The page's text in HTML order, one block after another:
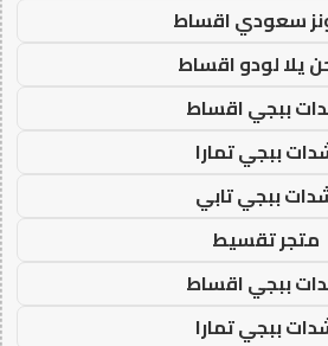
سعودي اقساط
يلا لودو اقساط
ببجي اقساط
ببجي تمارا
ببجي تابي
متجر تقسيط
ببجي اقساط
ببجي تمارا